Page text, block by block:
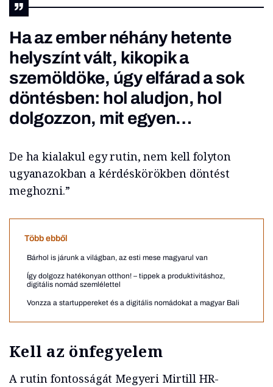
Ha az ember néhány hetente
helyszínt vált, kikopik a
szemöldöke, úgy elfárad a sok
döntésben: hol aludjon, hol
dolgozzon, mit egyen…
De ha kialakul egy rutin, nem kell folyton
ugyanazokban a kérdéskörökben döntést
meghozni.”
Több ebből
Bárhol is járunk a világban, az esti mese magyarul van
Így dolgozz hatékonyan otthon! – tippek a produktivitáshoz,
digitális nomád szemlélettel
Vonzza a startuppereket és a digitális nomádokat a magyar Bali
Kell az önfegyelem
A rutin fontosságát Megyeri Mirtill HR-